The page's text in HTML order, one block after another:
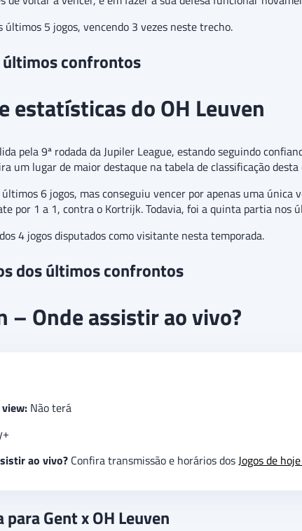
5 jogos, vencendo 3 vezes neste trecho.
últimos confrontos
estatísticas do OH Leuven
pela 9ª rodada da Jupiler League, estando seguindo
um lugar de maior destaque na tabela de classificação desta
6 jogos, mas conseguiu vencer por apenas uma única
por 1 a 1, contra o Kortrijk. Todavia, foi a quinta partia nos
4 jogos disputados como visitante nesta temporada.
dos últimos confrontos
– Onde assistir ao vivo?
Não terá
ao vivo? Confira transmissão e horários dosJogos de
Gent x OH Leuven